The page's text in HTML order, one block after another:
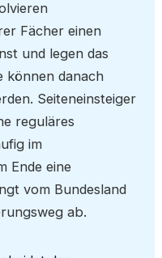
Fächer einen
und legen das
können danach
Seiteneinsteiger
reguläres
im
Ende eine
vom Bundesland
ab.